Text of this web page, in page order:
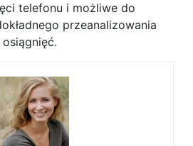
telefonu i możliwe do
przeanalizowania